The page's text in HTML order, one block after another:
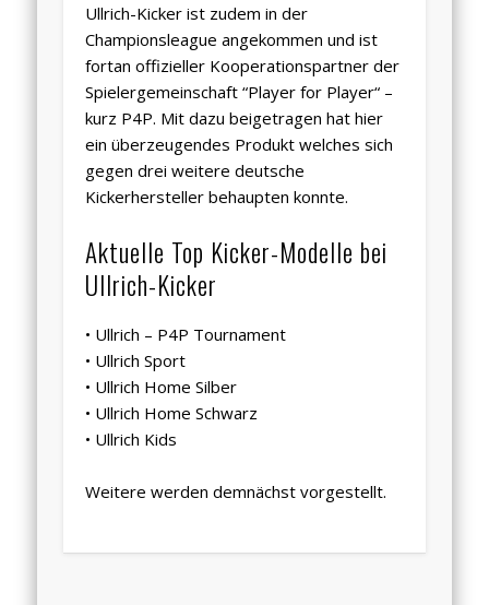
Ullrich-Kicker ist zudem in der
Championsleague angekommen und ist
fortan offizieller Kooperationspartner der
Spielergemeinschaft “Player for Player“ –
kurz P4P. Mit dazu beigetragen hat hier
ein überzeugendes Produkt welches sich
gegen drei weitere deutsche
Kickerhersteller behaupten konnte.
Aktuelle Top Kicker-Modelle bei
Ullrich-Kicker
• Ullrich – P4P Tournament
• Ullrich Sport
• Ullrich Home Silber
• Ullrich Home Schwarz
• Ullrich Kids
Weitere werden demnächst vorgestellt.